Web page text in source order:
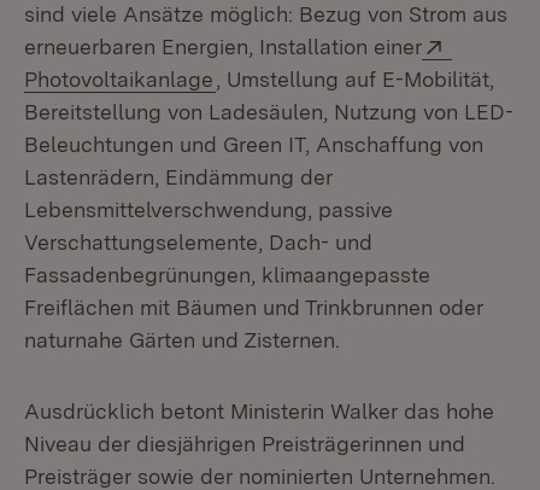
sind viele Ansätze möglich: Bezug von Strom aus
erneuerbaren Energien, Installation einer
Photovoltaikanlage (Öffnet in neuem Fenster)
, Umstellung auf E-Mobilität,
Bereitstellung von Ladesäulen, Nutzung von LED-
Beleuchtungen und Green IT, Anschaffung von
Lastenrädern, Eindämmung der
Lebensmittelverschwendung, passive
Verschattungselemente, Dach- und
Fassadenbegrünungen, klimaangepasste
Freiflächen mit Bäumen und Trinkbrunnen oder
naturnahe Gärten und Zisternen.
Ausdrücklich betont Ministerin Walker das hohe
Niveau der diesjährigen Preisträgerinnen und
Preisträger sowie der nominierten Unternehmen.